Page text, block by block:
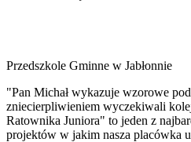
Przedszkole Gminne w Jabłonnie
"Pan Michał wykazuje wzorowe
zniecierpliwieniem wyczekiwali
Ratownika Juniora" to jeden z
projektów w jakim nasza placówka